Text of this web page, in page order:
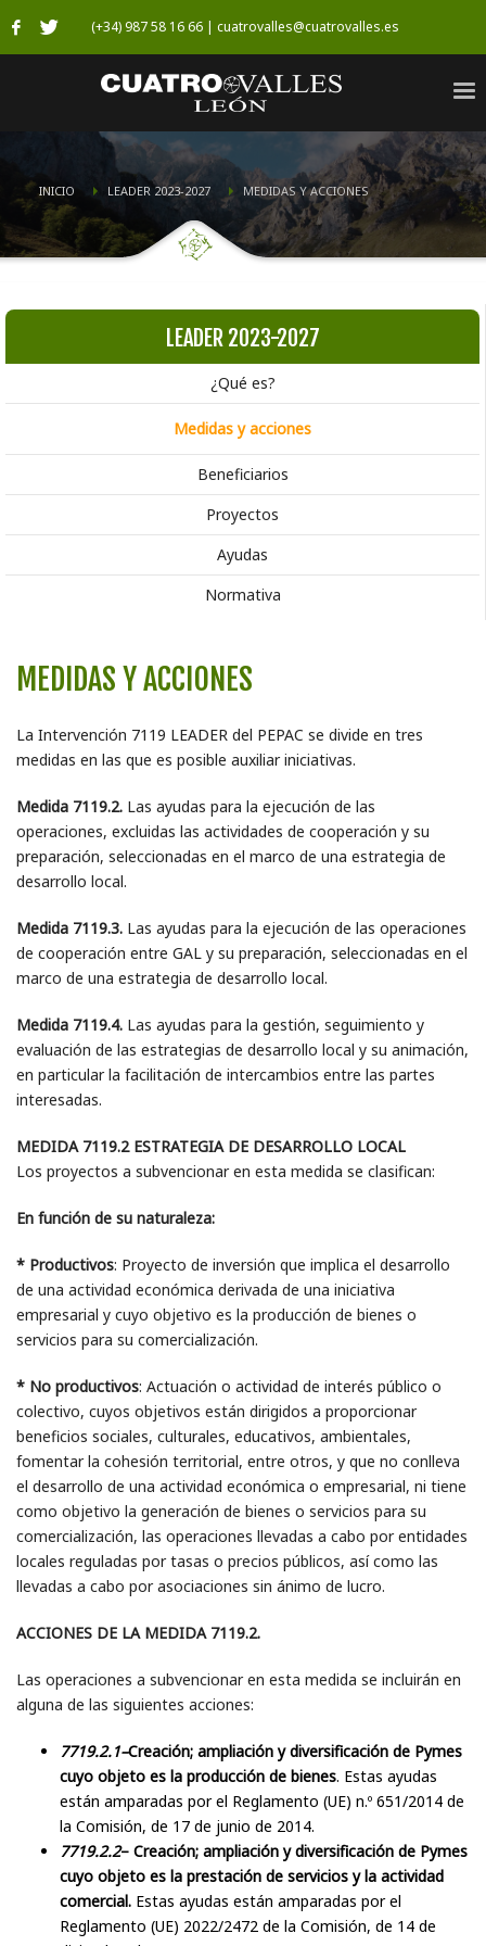
(+34) 987 58 16 66 | cuatrovalles@cuatrovalles.es
INICIO LEADER 2023-2027 MEDIDAS Y ACCIONES
LEADER 2023-2027
¿Qué es?
Medidas y acciones
Beneficiarios
Proyectos
Ayudas
Normativa
MEDIDAS Y ACCIONES
La Intervención 7119 LEADER del PEPAC se divide en tres
medidas en las que es posible auxiliar iniciativas.
Medida 7119.2. Las ayudas para la ejecución de las
operaciones, excluidas las actividades de cooperación y su
preparación, seleccionadas en el marco de una estrategia de
desarrollo local.
Medida 7119.3. Las ayudas para la ejecución de las operaciones
de cooperación entre GAL y su preparación, seleccionadas en el
marco de una estrategia de desarrollo local.
Medida 7119.4. Las ayudas para la gestión, seguimiento y
evaluación de las estrategias de desarrollo local y su animación,
en particular la facilitación de intercambios entre las partes
interesadas.
MEDIDA 7119.2 ESTRATEGIA DE DESARROLLO LOCAL
Los proyectos a subvencionar en esta medida se clasifican:
En función de su naturaleza:
* Productivos: Proyecto de inversión que implica el desarrollo
de una actividad económica derivada de una iniciativa
empresarial y cuyo objetivo es la producción de bienes o
servicios para su comercialización.
* No productivos: Actuación o actividad de interés público o
colectivo, cuyos objetivos están dirigidos a proporcionar
beneficios sociales, culturales, educativos, ambientales,
fomentar la cohesión territorial, entre otros, y que no conlleva
el desarrollo de una actividad económica o empresarial, ni tiene
como objetivo la generación de bienes o servicios para su
comercialización, las operaciones llevadas a cabo por entidades
locales reguladas por tasas o precios públicos, así como las
llevadas a cabo por asociaciones sin ánimo de lucro.
ACCIONES DE LA MEDIDA 7119.2.
Las operaciones a subvencionar en esta medida se incluirán en
alguna de las siguientes acciones:
7719.2.1–Creación; ampliación y diversificación de Pymes
cuyo objeto es la producción de bienes. Estas ayudas
están amparadas por el Reglamento (UE) n.º 651/2014 de
la Comisión, de 17 de junio de 2014.
7719.2.2– Creación; ampliación y diversificación de Pymes
cuyo objeto es la prestación de servicios y la actividad
comercial. Estas ayudas están amparadas por el
Reglamento (UE) 2022/2472 de la Comisión, de 14 de